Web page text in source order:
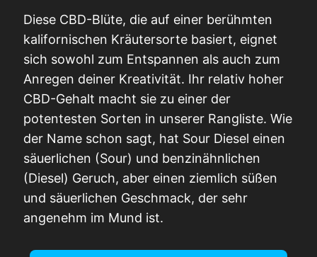
Diese CBD-Blüte, die auf einer berühmten
kalifornischen Kräutersorte basiert, eignet
sich sowohl zum Entspannen als auch zum
Anregen deiner Kreativität. Ihr relativ hoher
CBD-Gehalt macht sie zu einer der
potentesten Sorten in unserer Rangliste. Wie
der Name schon sagt, hat Sour Diesel einen
säuerlichen (Sour) und benzinähnlichen
(Diesel) Geruch, aber einen ziemlich süßen
und säuerlichen Geschmack, der sehr
angenehm im Mund ist.